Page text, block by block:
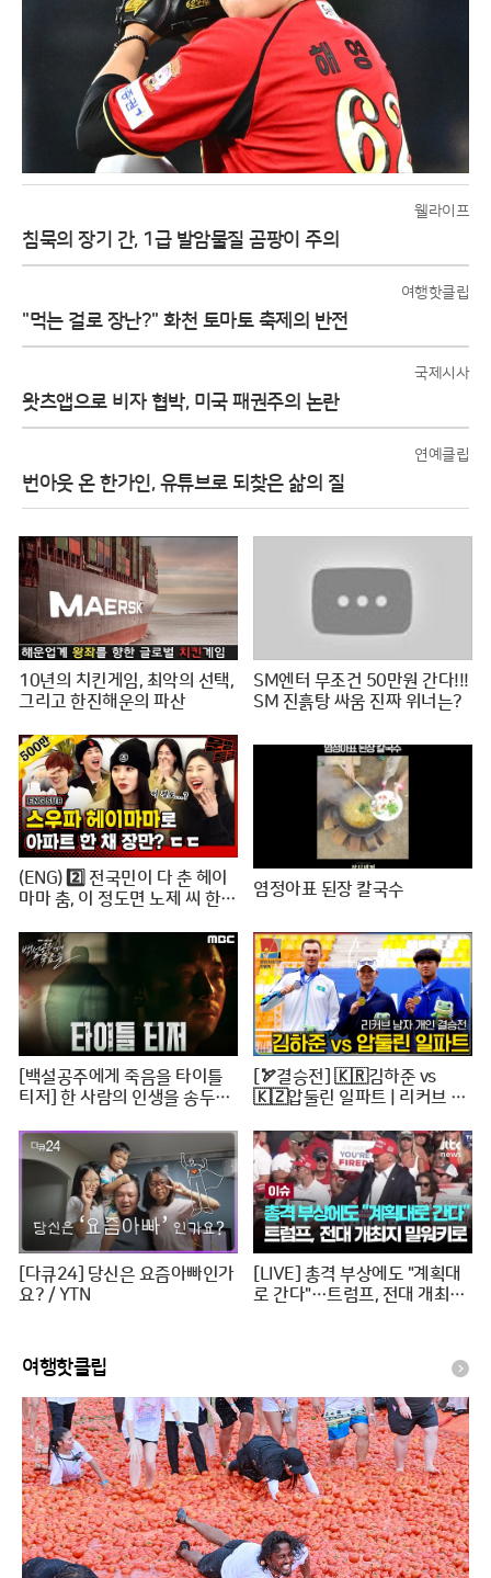
웰라이프
침묵의 장기 간, 1급 발암물질 곰팡이 주의
여행핫클립
"먹는 걸로 장난?" 화천 토마토 축제의 반전
국제시사
왓츠앱으로 비자 협박, 미국 패권주의 논란
연예클립
번아웃 온 한가인, 유튜브로 되찾은 삶의 질
10년의 치킨게임, 최악의 선택,
그리고 한진해운의 파산
SM엔터 무조건 50만원 간다!!!
SM 진흙탕 싸움 진짜 위너는?
(ENG) 2️⃣ 전국민이 다 춘 헤이
마마 춤, 이 정도면 노제 씨 한강
지? (순수한 궁금증) / [문명특
급 EP.222-2]
염정아표 된장 칼국수
[백설공주에게 죽음을 타이틀
티저] 한 사람의 인생을 송두리
0816 방송
[🏹결승전] 🇰🇷김하준 vs
🇰🇿압둘린 일파트 | 리커브 남
3차 양궁대회]
[다큐24] 당신은 요즘아빠인가
요? / YTN
[LIVE] 총격 부상에도 "계획대
로 간다"…트럼프, 전대 개최지
여행핫클립